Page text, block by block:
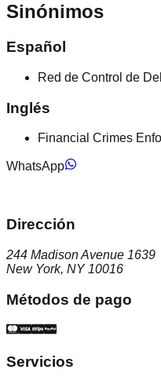
Sinónimos
Español
Red de Control de
Inglés
Financial Crimes
WhatsApp
Dirección
244 Madison Avenue 1639
New York, NY 10016
Métodos de pago
Servicios